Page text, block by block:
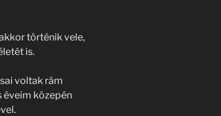
történik vele,
is.
voltak rám
éveim közepén